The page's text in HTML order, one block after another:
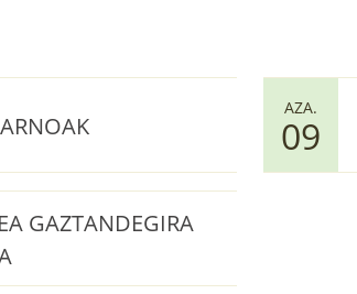
AZA.
09
GAZTANDEGIRA